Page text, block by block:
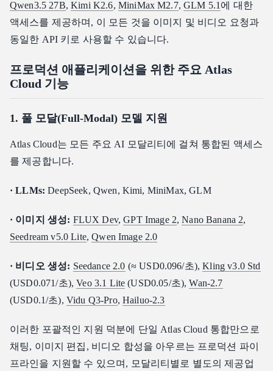
Qwen3.5 27B,Kimi K2.6, MiniMax M2.7,GLM 5.1 에 대한
액세스를 제공하며, 이 모든 것을 이미지 및 비디오 요청과
동일한 API 키로 사용할 수 있습니다.
프로덕션 애플리케이션을 위한 주요 Atlas
Cloud 기능
1. 풀 모달(Full-Modal) 모델 지원
Atlas Cloud는 모든 주요 AI 모달리티에 걸쳐 통합된 액세스
를 제공합니다.
· LLMs: DeepSeek, Qwen, Kimi, MiniMax, GLM
· 이미지 생성: FLUX Dev,GPT Image 2,Nano Banana 2,
Seedream v5.0 Lite,Qwen Image 2.0
· 비디오 생성: Seedance 2.0 (≈ USD0.096/초),Kling v3.0 Std
(USD0.071/초),Veo 3.1 Lite (USD0.05/초),Wan-2.7
(USD0.1/초), Vidu Q3-Pro,Hailuo-2.3
이러한 포괄적인 지원 덕분에 단일 Atlas Cloud 통합만으로
채팅, 이미지 편집, 비디오 합성을 아우르는 프로덕션 파이
프라인을 지원할 수 있으며, 모달리티별로 별도의 제공업